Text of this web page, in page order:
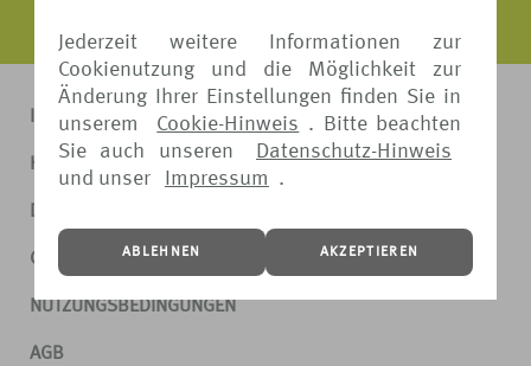
Jederzeit weitere Informationen zur
Cookienutzung und die Möglichkeit zur
Änderung Ihrer Einstellungen finden Sie in
unserem
Cookie-Hinweis . Bitte beachten
Sie auch unseren
Datenschutz-Hinweis
und unser
Impressum .
ABLEHNEN AKZEPTIEREN
IMPRESSUM
KONTAKT
DATENSCHUTZ
COOKIE-HINWEIS
NUTZUNGSBEDINGUNGEN
AGB